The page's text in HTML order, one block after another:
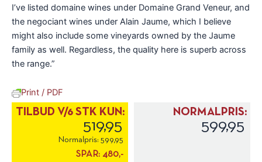
I’ve listed domaine wines under Domaine Grand Veneur, and
the negociant wines under Alain Jaume, which I believe
might also include some vineyards owned by the Jaume
family as well. Regardless, the quality here is superb across
the range.”
Print / PDF
TILBUD V/6 STK KUN:
519,95
Normalpris: 599,95
SPAR: 480,-
NORMALPRIS:
599,95